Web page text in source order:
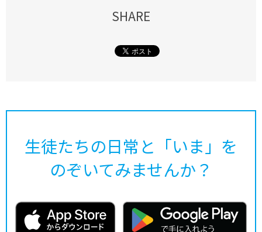
SHARE
生徒たちの日常と「いま」を
のぞいてみませんか？